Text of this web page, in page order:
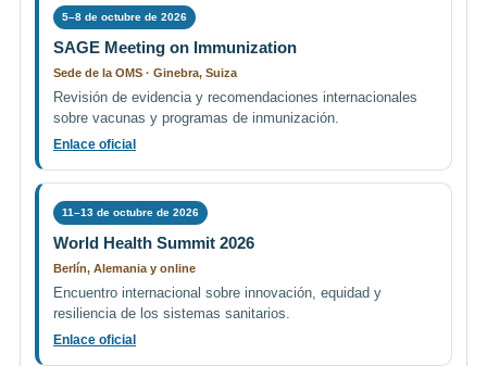
5–8 de octubre de 2026
SAGE Meeting on Immunization
Sede de la OMS · Ginebra, Suiza
Revisión de evidencia y recomendaciones internacionales
sobre vacunas y programas de inmunización.
Enlace oficial
11–13 de octubre de 2026
World Health Summit 2026
Berlín, Alemania y online
Encuentro internacional sobre innovación, equidad y
resiliencia de los sistemas sanitarios.
Enlace oficial